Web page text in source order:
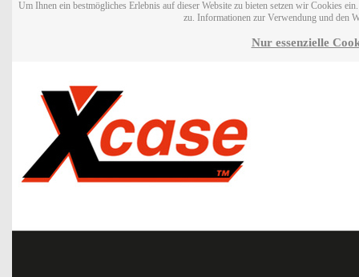
Um Ihnen ein bestmögliches Erlebnis auf dieser Website zu bieten setzen wir Cookies
zu. Informationen zur Verwendung und den
Nur essenzielle